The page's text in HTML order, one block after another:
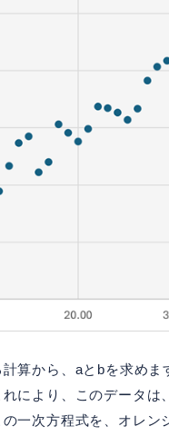
計算から、aとbを求め
により、このデータ
一次方程式を、オレン